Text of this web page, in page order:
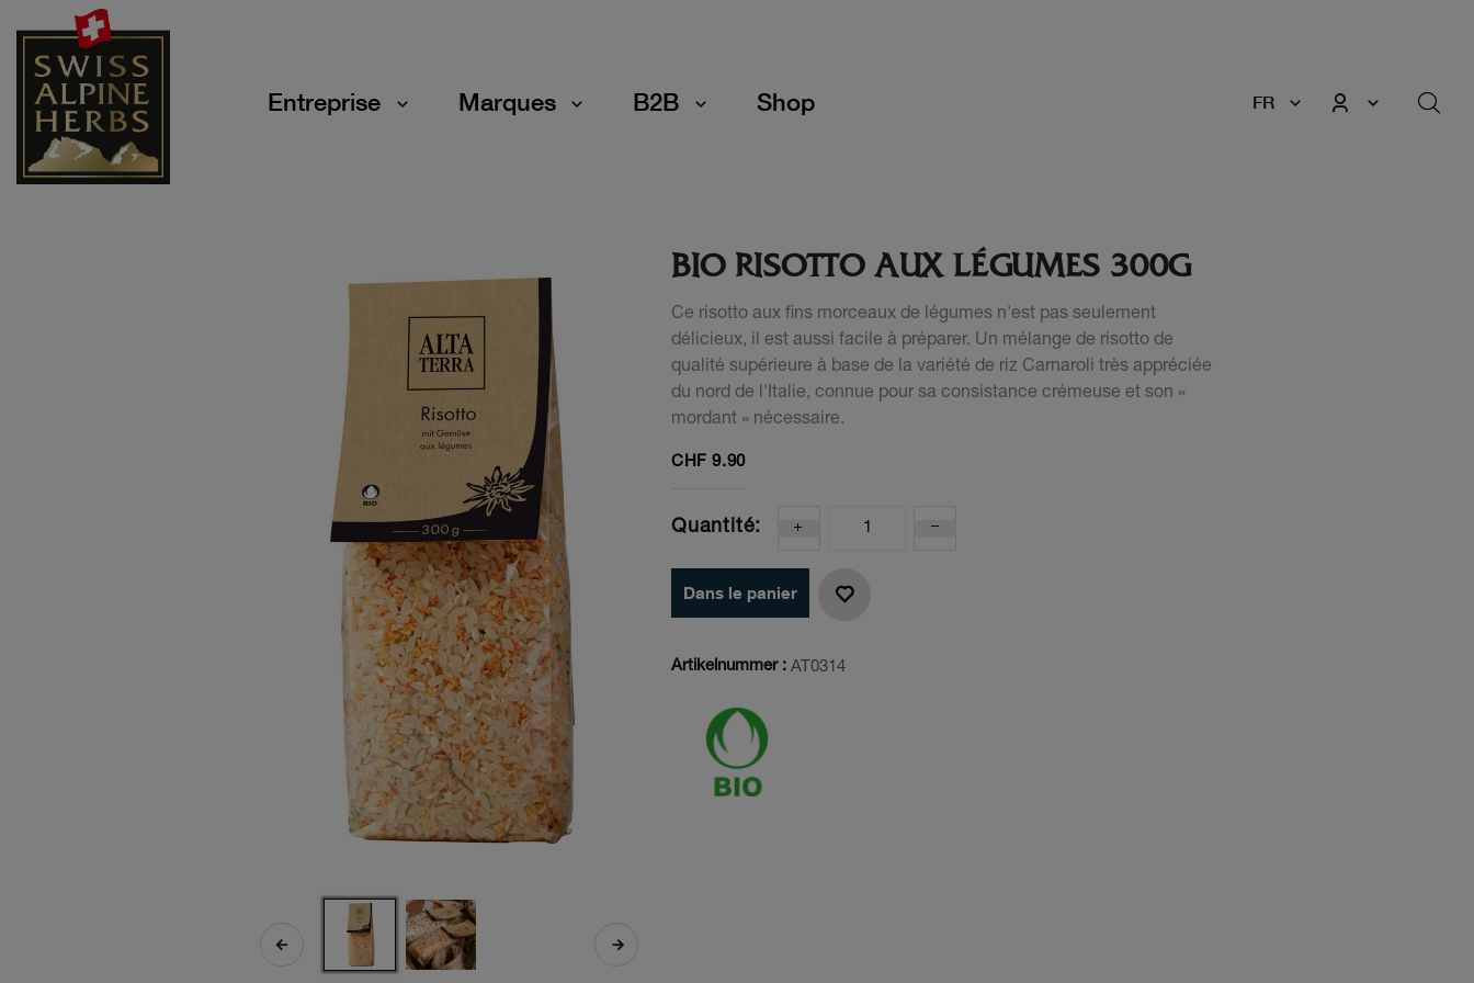
Entreprise Marques B2B Shop FR
BIO RISOTTO AUX LÉGUMES 300G
Ce risotto aux fins morceaux de légumes n'est pas seulement
délicieux, il est aussi facile à préparer. Un mélange de risotto de
qualité supérieure à base de la variété de riz Carnaroli très appréciée
du nord de l'Italie, connue pour sa consistance crémeuse et son «
mordant » nécessaire.
CHF9.90
Quantité:
Dans le panier
Artikelnummer : AT0314